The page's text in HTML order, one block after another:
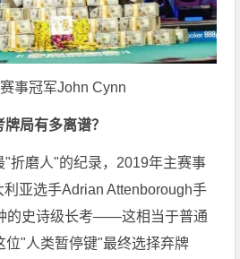
事冠军John Cynn
局有多离谱？
"折磨人"的纪录，2019年主赛事
亚选手Adrian Attenborough手
的史诗级长考——这相当于普通
位"人类暂停键"最终选择弃牌